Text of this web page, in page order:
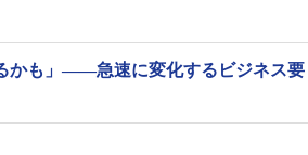
かも」――急速に変化するビジネス要